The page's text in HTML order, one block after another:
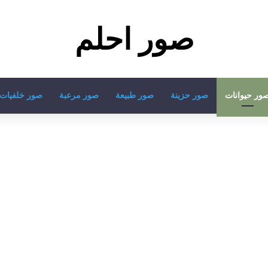
صور احلم
حيوانات صور حزينة صور طبيعة صور مرعبة صور خلفيات